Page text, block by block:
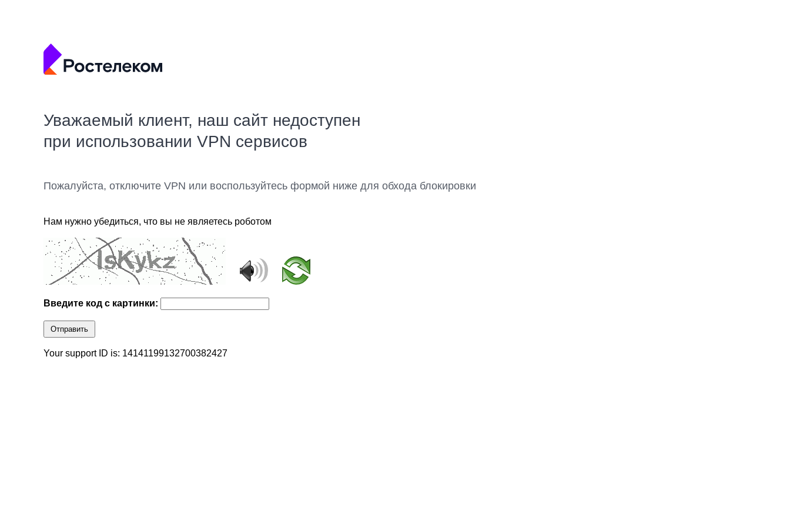
Уважаемый клиент, наш сайт недоступен
при использовании VPN сервисов
Пожалуйста, отключите VPN или воспользуйтесь формой ниже для обхода блокировки
Нам нужно убедиться, что вы не являетесь роботом
Введите код с картинки:
Отправить
Your support ID is: 14141199132700382427